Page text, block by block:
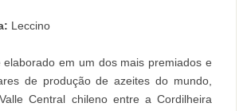
Leccino
elaborado em um dos mais premiados e
de produção de azeites do mundo,
Central chileno entre a Cordilheira